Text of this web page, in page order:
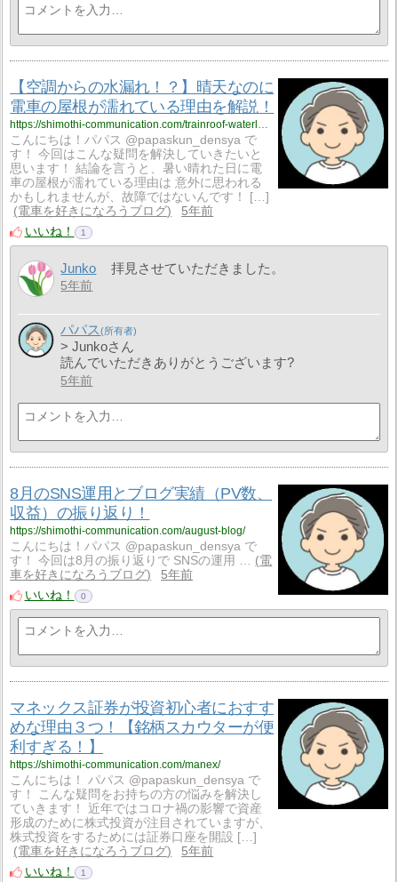
【空調からの水漏れ！？】晴天なのに
電車の屋根が濡れている理由を解説！
https://shimothi-communication.com/trainroof-waterleak/
こんにちは！パパス @papaskun_densya で
す！ 今回はこんな疑問を解決していきたいと
思います！ 結論を言うと、暑い晴れた日に電
車の屋根が濡れている理由は 意外に思われる
かもしれませんが、故障ではないんです！ […]
電車を好きになろうブログ
5年前
いいね！
1
Junko 拝見させていただきました。
5年前
パパス
> Junkoさん
読んでいただきありがとうございます?
5年前
8月のSNS運用とブログ実績（PV数、
収益）の振り返り！
https://shimothi-communication.com/august-blog/
こんにちは！パパス @papaskun_densya で
す！ 今回は8月の振り返りで SNSの運用 …
電
車を好きになろうブログ
5年前
いいね！
0
マネックス証券が投資初心者におすす
めな理由３つ！【銘柄スカウターが便
利すぎる！】
https://shimothi-communication.com/manex/
こんにちは！ パパス @papaskun_densya で
す！ こんな疑問をお持ちの方の悩みを解決し
ていきます！ 近年ではコロナ禍の影響で資産
形成のために株式投資が注目されていますが、
株式投資をするためには証券口座を開設 […]
電車を好きになろうブログ
5年前
いいね！
1